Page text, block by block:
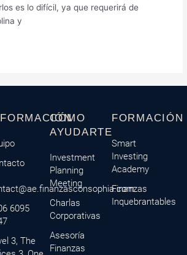
es lo difícil, ya que requerirá de
y
6095
3, The
CÓMO
AYUDARTE
Investment
Planning
Meeting
Charlas
Corporativas
Asesoría
Finanzas
FORMACIÓN
Smart
Investing
Academy
Finanzas
Inquebrantables